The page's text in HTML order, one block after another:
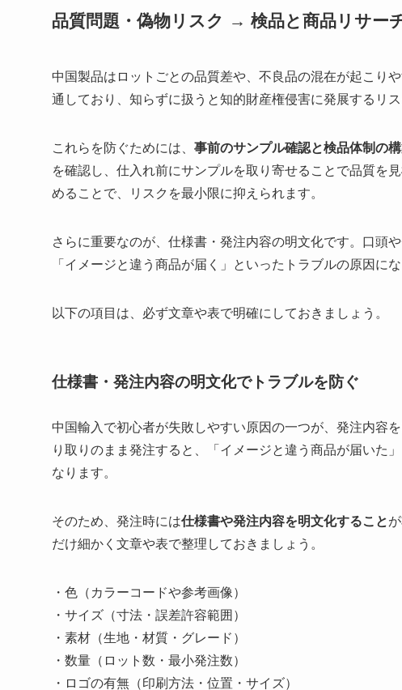
品質問題・偽物リスク → 検品と商品リサー
中国製品はロットごとの品質差や、不良品の混在が起こり
通しており、知らずに扱うと知的財産権侵害に発展するリス
これらを防ぐためには、 事前のサンプル確認と検品体制の
を確認し、仕入れ前にサンプルを取り寄せることで品質を
めることで、リスクを最小限に抑えられます。
さらに重要なのが、仕様書・発注内容の明文化です。口頭
「イメージと違う商品が届く」といったトラブルの原因にな
以下の項目は、必ず文章や表で明確にしておきましょう。
仕様書・発注内容の明文化でトラブルを防ぐ
中国輸入で初心者が失敗しやすい原因の一つが、発注内容
り取りのまま発注すると、「イメージと違う商品が届いた
なります。
そのため、発注時には仕様書や発注内容を明文化すること
だけ細かく文章や表で整理しておきましょう。
・色（カラーコードや参考画像）
・サイズ（寸法・誤差許容範囲）
・素材（生地・材質・グレード）
・数量（ロット数・最小発注数）
・ロゴの有無（印刷方法・位置・サイズ）